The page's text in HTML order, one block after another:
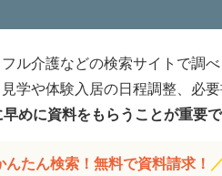
ル介護などの検索サイトで調
学や体験入居の日程調整、必
めに資料をもらうことが重要で
んたん検索！無料で資料請求！